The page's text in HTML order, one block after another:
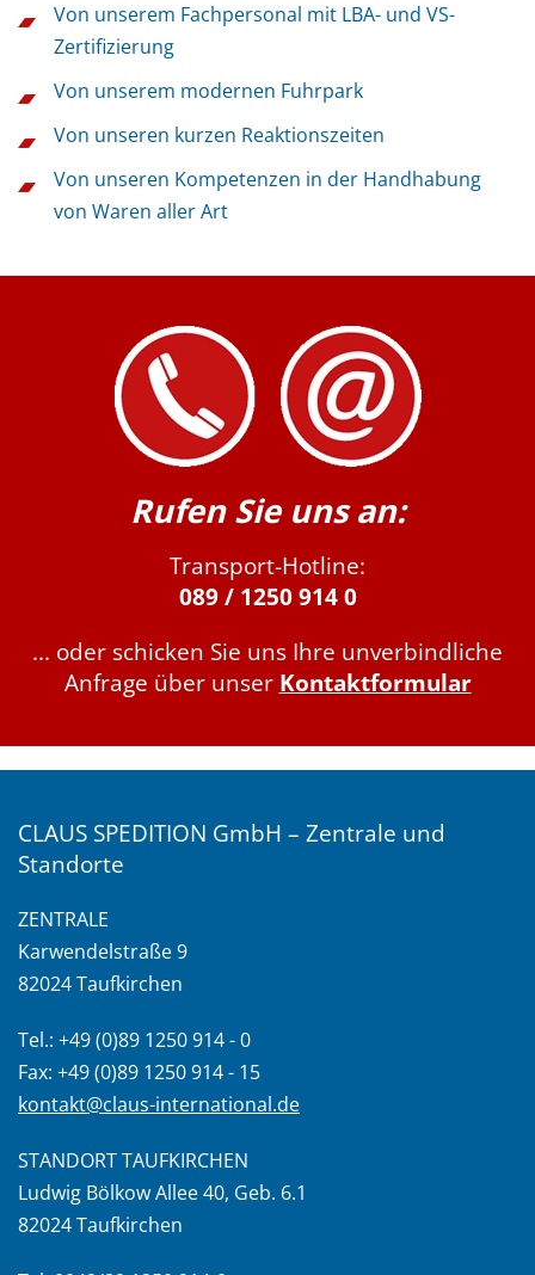
Von unserem Fachpersonal mit LBA- und VS-
Zertifizierung
Von unserem modernen Fuhrpark
Von unseren kurzen Reaktionszeiten
Von unseren Kompetenzen in der Handhabung
von Waren aller Art
Rufen Sie uns an:
Transport-Hotline:
089 / 1250 914 0
... oder schicken Sie uns Ihre unverbindliche
Anfrage über unser Kontaktformular
CLAUS SPEDITION GmbH – Zentrale und
Standorte
ZENTRALE
Karwendelstraße 9
82024 Taufkirchen
Tel.: +49 (0)89 1250 914 - 0
Fax: +49 (0)89 1250 914 - 15
kontakt@claus-international.de
STANDORT TAUFKIRCHEN
Ludwig Bölkow Allee 40, Geb. 6.1
82024 Taufkirchen